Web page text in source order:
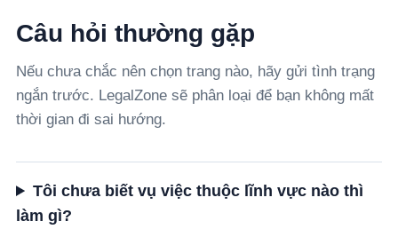
Câu hỏi thường gặp
Nếu chưa chắc nên chọn trang nào, hãy gửi tình trạng
ngắn trước. LegalZone sẽ phân loại để bạn không mất
thời gian đi sai hướng.
Tôi chưa biết vụ việc thuộc lĩnh vực nào thì
làm gì?